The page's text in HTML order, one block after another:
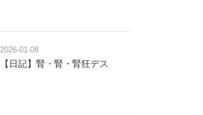
2026-01-08
【日記】腎・腎・腎狂デス